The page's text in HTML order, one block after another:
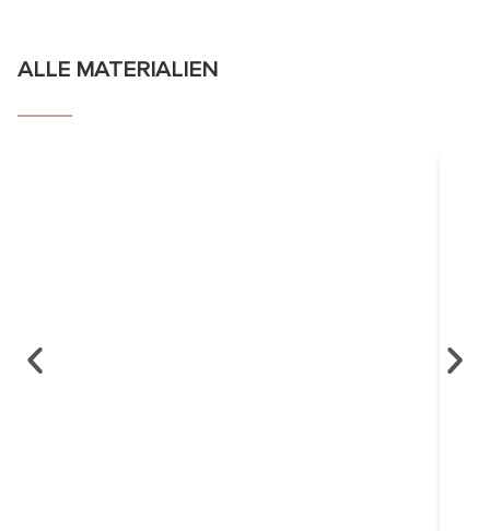
ALLE MATERIALIEN